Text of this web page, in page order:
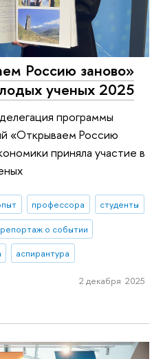
Россию заново»
ученых 2025
программы
«Открываем Россию
приняла участие в
профессора
студенты
репортаж о событии
аспирантура
2 декабря 2025